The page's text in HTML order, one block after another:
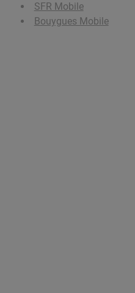
SFR Mobile
Bouygues Mobile